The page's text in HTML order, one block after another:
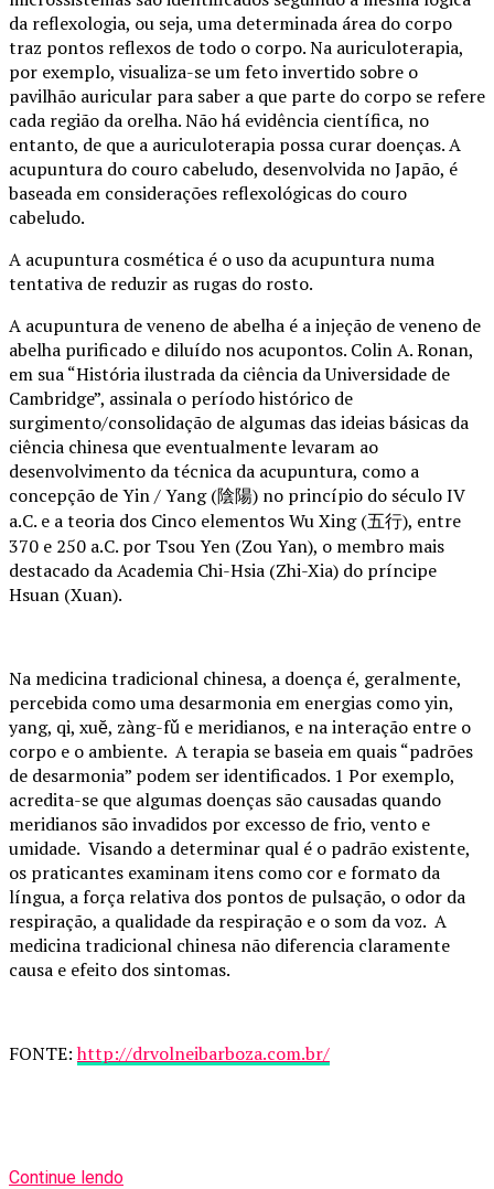
da reflexologia, ou seja, uma determinada área do corpo
traz pontos reflexos de todo o corpo. Na auriculoterapia,
por exemplo, visualiza-se um feto invertido sobre o
pavilhão auricular para saber a que parte do corpo se refere
cada região da orelha. Não há evidência científica, no
entanto, de que a auriculoterapia possa curar doenças. A
acupuntura do couro cabeludo, desenvolvida no Japão, é
baseada em considerações reflexológicas do couro
cabeludo.
A acupuntura cosmética é o uso da acupuntura numa
tentativa de reduzir as rugas do rosto.
A acupuntura de veneno de abelha é a injeção de veneno de
abelha purificado e diluído nos acupontos. Colin A. Ronan,
em sua “História ilustrada da ciência da Universidade de
Cambridge”, assinala o período histórico de
surgimento/consolidação de algumas das ideias básicas da
ciência chinesa que eventualmente levaram ao
desenvolvimento da técnica da acupuntura, como a
concepção de Yin / Yang (陰陽) no princípio do século IV
a.C. e a teoria dos Cinco elementos Wu Xing (五行), entre
370 e 250 a.C. por Tsou Yen (Zou Yan), o membro mais
destacado da Academia Chi-Hsia (Zhi-Xia) do príncipe
Hsuan (Xuan).
Na medicina tradicional chinesa, a doença é, geralmente,
percebida como uma desarmonia em energias como yin,
yang, qi, xuĕ, zàng-fǔ e meridianos, e na interação entre o
corpo e o ambiente. A terapia se baseia em quais “padrões
de desarmonia” podem ser identificados. 1 Por exemplo,
acredita-se que algumas doenças são causadas quando
meridianos são invadidos por excesso de frio, vento e
umidade. Visando a determinar qual é o padrão existente,
os praticantes examinam itens como cor e formato da
língua, a força relativa dos pontos de pulsação, o odor da
respiração, a qualidade da respiração e o som da voz. A
medicina tradicional chinesa não diferencia claramente
causa e efeito dos sintomas.
FONTE:http://drvolneibarboza.com.br/
Continue lendo